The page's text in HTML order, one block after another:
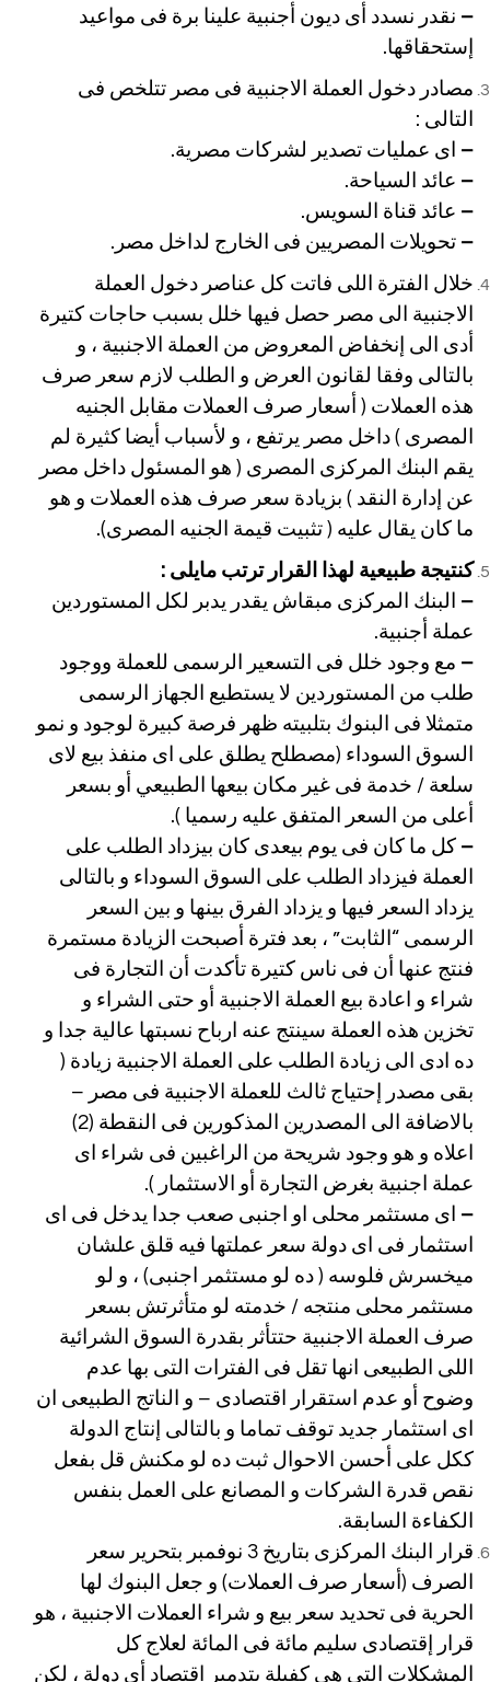
– نقدر نسدد أى ديون أجنبية علينا برة فى مواعيد
إستحقاقها.
مصادر دخول العملة الاجنبية فى مصر تتلخص فى
التالى :
– اى عمليات تصدير لشركات مصرية.
– عائد السياحة.
– عائد قناة السويس.
– تحويلات المصريين فى الخارج لداخل مصر.
خلال الفترة اللى فاتت كل عناصر دخول العملة
الاجنبية الى مصر حصل فيها خلل بسبب حاجات كتيرة
أدى الى إنخفاض المعروض من العملة الاجنبية ، و
بالتالى وفقا لقانون العرض و الطلب لازم سعر صرف
هذه العملات ( أسعار صرف العملات مقابل الجنيه
المصرى ) داخل مصر يرتفع ، و لأسباب أيضا كثيرة لم
يقم البنك المركزى المصرى ( هو المسئول داخل مصر
عن إدارة النقد ) بزيادة سعر صرف هذه العملات و هو
ما كان يقال عليه ( تثبيت قيمة الجنيه المصرى).
كنتيجة طبيعية لهذا القرار ترتب مايلى :
– البنك المركزى مبقاش يقدر يدبر لكل المستوردين
عملة أجنبية.
– مع وجود خلل فى التسعير الرسمى للعملة ووجود
طلب من المستوردين لا يستطيع الجهاز الرسمى
متمثلا فى البنوك بتلبيته ظهر فرصة كبيرة لوجود و نمو
السوق السوداء (مصطلح يطلق على اى منفذ بيع لاى
سلعة / خدمة فى غير مكان بيعها الطبيعي أو بسعر
أعلى من السعر المتفق عليه رسميا ).
– كل ما كان فى يوم بيعدى كان بيزداد الطلب على
العملة فيزداد الطلب على السوق السوداء و بالتالى
يزداد السعر فيها و يزداد الفرق بينها و بين السعر
الرسمى “الثابت” ، بعد فترة أصبحت الزيادة مستمرة
فنتج عنها أن فى ناس كتيرة تأكدت أن التجارة فى
شراء و اعادة بيع العملة الاجنبية أو حتى الشراء و
تخزين هذه العملة سينتج عنه ارباح نسبتها عالية جدا و
ده ادى الى زيادة الطلب على العملة الاجنبية زيادة (
بقى مصدر إحتياج ثالث للعملة الاجنبية فى مصر –
بالاضافة الى المصدرين المذكورين فى النقطة (2)
اعلاه و هو وجود شريحة من الراغبين فى شراء اى
عملة اجنبية بغرض التجارة أو الاستثمار ).
– اى مستثمر محلى او اجنبى صعب جدا يدخل فى اى
استثمار فى اى دولة سعر عملتها فيه قلق علشان
ميخسرش فلوسه ( ده لو مستثمر اجنبى) ، و لو
مستثمر محلى منتجه / خدمته لو متأثرتش بسعر
صرف العملة الاجنبية حتتأثر بقدرة السوق الشرائية
اللى الطبيعى انها تقل فى الفترات التى بها عدم
وضوح أو عدم استقرار اقتصادى – و الناتج الطبيعى ان
اى استثمار جديد توقف تماما و بالتالى إنتاج الدولة
ككل على أحسن الاحوال ثبت ده لو مكنش قل بفعل
نقص قدرة الشركات و المصانع على العمل بنفس
الكفاءة السابقة.
قرار البنك المركزى بتاريخ 3 نوفمبر بتحرير سعر
الصرف (أسعار صرف العملات) و جعل البنوك لها
الحرية فى تحديد سعر بيع و شراء العملات الاجنبية ، هو
قرار إقتصادى سليم مائة فى المائة لعلاج كل
المشكلات التى هى كفيلة بتدمير اقتصاد أى دولة ، لكن